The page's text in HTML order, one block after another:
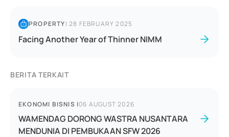
PROPERTY|28 FEBRUARY 2025
Facing Another Year of Thinner NIMM
BERITA TERKAIT
EKONOMI BISNIS |06 AUGUST 2026
WAMENDAG DORONG WASTRA NUSANTARA
MENDUNIA DI PEMBUKAAN SFW 2026